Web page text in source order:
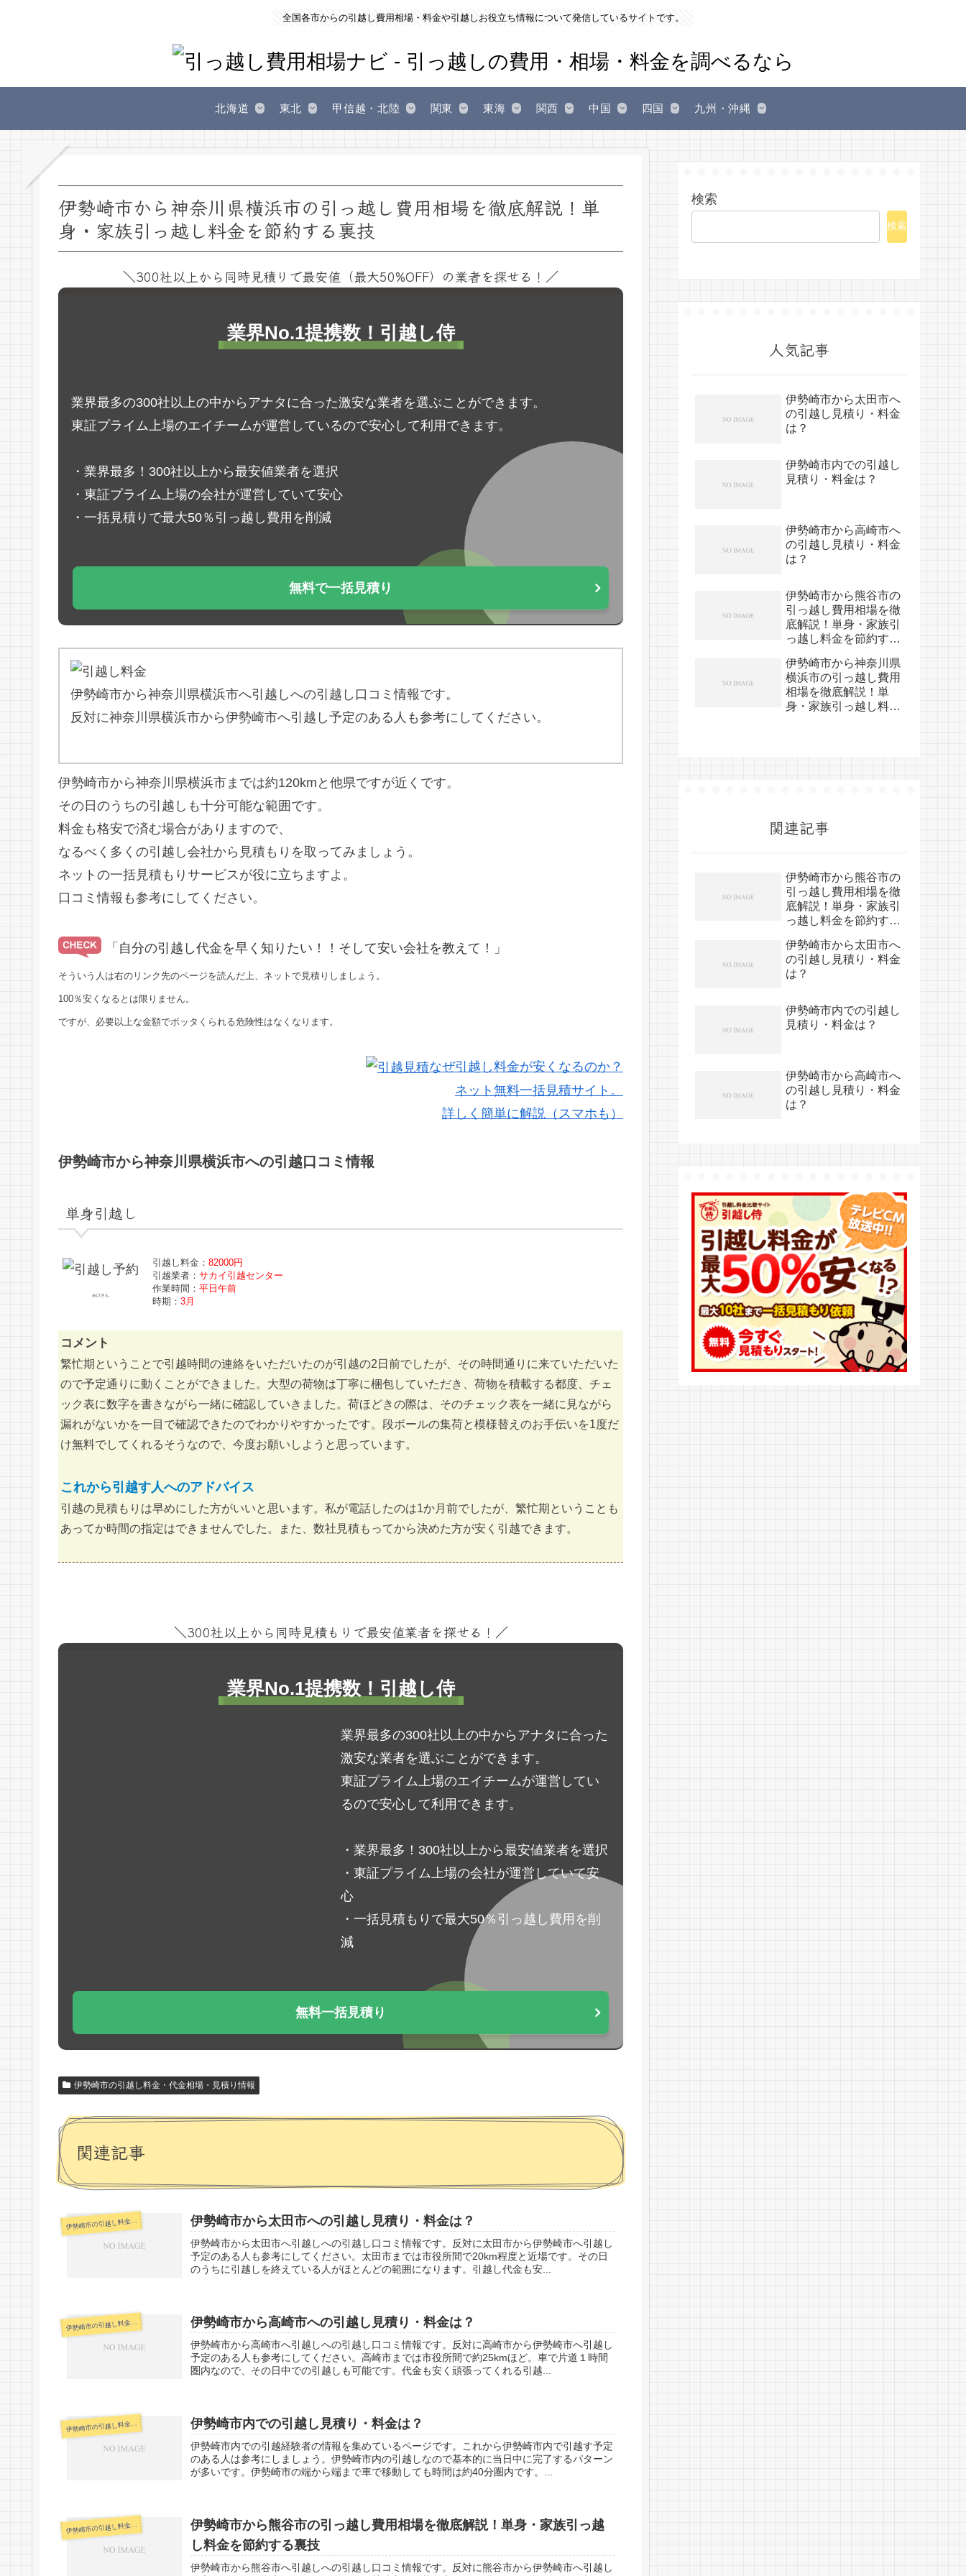
全国各市からの引越し費用相場・料金や引越しお役立ち情報について発信しているサイトです。
北海道 東北 甲信越・北陸 関東 東海 関西 中国 四国 九州・沖縄
伊勢崎市から神奈川県横浜市の引っ越し費用相場を徹底解説！単
身・家族引っ越し料金を節約する裏技
＼300社以上から同時見積りで最安値（最大50%OFF）の業者を探せる！／
業界No.1提携数！引越し侍
業界最多の300社以上の中からアナタに合った激安な業者を選ぶことができます。
東証プライム上場のエイチームが運営しているので安心して利用できます。
・業界最多！300社以上から最安値業者を選択
・東証プライム上場の会社が運営していて安心
・一括見積りで最大50％引っ越し費用を削減
無料で一括見積り
伊勢崎市から神奈川県横浜市へ引越しへの引越し口コミ情報です。
反対に神奈川県横浜市から伊勢崎市へ引越し予定のある人も参考にしてください。
伊勢崎市から神奈川県横浜市までは約120kmと他県ですが近くです。
その日のうちの引越しも十分可能な範囲です。
料金も格安で済む場合がありますので、
なるべく多くの引越し会社から見積もりを取ってみましょう。
ネットの一括見積もりサービスが役に立ちますよ。
口コミ情報も参考にしてください。
「自分の引越し代金を早く知りたい！！そして安い会社を教えて！」
そういう人は右のリンク先のページを読んだ上、ネットで見積りしましょう。
100％安くなるとは限りません。
ですが、必要以上な金額でボッタくられる危険性はなくなります。
なぜ引越し料金が安くなるのか？
ネット無料一括見積サイト。
詳しく簡単に解説（スマホも）
伊勢崎市から神奈川県横浜市への引越口コミ情報
単身引越し
みけさん
引越し料金： 82000円
引越業者： サカイ引越センター
作業時間： 平日午前
時期： 3月
コメント
繁忙期ということで引越時間の連絡をいただいたのが引越の2日前でしたが、その時間通りに来ていただいた
ので予定通りに動くことができました。大型の荷物は丁寧に梱包していただき、荷物を積載する都度、チェ
ック表に数字を書きながら一緒に確認していきました。荷ほどきの際は、そのチェック表を一緒に見ながら
漏れがないかを一目で確認できたのでわかりやすかったです。段ボールの集荷と模様替えのお手伝いを1度だ
け無料でしてくれるそうなので、今度お願いしようと思っています。
これから引越す人へのアドバイス
引越の見積もりは早めにした方がいいと思います。私が電話したのは1か月前でしたが、繁忙期ということも
あってか時間の指定はできませんでした。また、数社見積もってから決めた方が安く引越できます。
＼300社以上から同時見積もりで最安値業者を探せる！／
業界No.1提携数！引越し侍
業界最多の300社以上の中からアナタに合った
激安な業者を選ぶことができます。
東証プライム上場のエイチームが運営してい
るので安心して利用できます。
・業界最多！300社以上から最安値業者を選択
・東証プライム上場の会社が運営していて安
心
・一括見積もりで最大50％引っ越し費用を削
減
無料一括見積り
伊勢崎市の引越し料金・代金相場・見積り情報
関連記事
伊勢崎市の引越し料金・代金相場・見積り情報 伊勢崎市から太田市への引越し見積り・料金は？
伊勢崎市から太田市へ引越しへの引越し口コミ情報です。反対に太田市から伊勢崎市へ引越し
予定のある人も参考にしてください。太田市までは市役所間で20km程度と近場です。その日
のうちに引越しを終えている人がほとんどの範囲になります。引越し代金も安...
伊勢崎市の引越し料金・代金相場・見積り情報 伊勢崎市から高崎市への引越し見積り・料金は？
伊勢崎市から高崎市へ引越しへの引越し口コミ情報です。反対に高崎市から伊勢崎市へ引越し
予定のある人も参考にしてください。高崎市までは市役所間で約25kmほど。車で片道１時間
圏内なので、その日中での引越しも可能です。代金も安く頑張ってくれる引越...
伊勢崎市の引越し料金・代金相場・見積り情報 伊勢崎市内での引越し見積り・料金は？
伊勢崎市内での引越経験者の情報を集めているページです。これから伊勢崎市内で引越す予定
のある人は参考にしましょう。伊勢崎市内の引越しなので基本的に当日中に完了するパターン
が多いです。伊勢崎市の端から端まで車で移動しても時間は約40分圏内です。...
伊勢崎市の引越し料金・代金相場・見積り情報
伊勢崎市から熊谷市の引っ越し費用相場を徹底解説！単身・家族引っ越
し料金を節約する裏技
伊勢崎市から熊谷市へ引越しへの引越し口コミ情報です。反対に熊谷市から伊勢崎市へ引越し
検索
検索
人気記事
伊勢崎市から太田市へ
の引越し見積り・料金
は？
伊勢崎市内での引越し
見積り・料金は？
伊勢崎市から高崎市へ
の引越し見積り・料金
は？
伊勢崎市から熊谷市の
引っ越し費用相場を徹
底解説！単身・家族引
っ越し料金を節約する
伊勢崎市から神奈川県
横浜市の引っ越し費用
相場を徹底解説！単
身・家族引っ越し料金
関連記事
伊勢崎市から熊谷市の
引っ越し費用相場を徹
底解説！単身・家族引
っ越し料金を節約する
伊勢崎市から太田市へ
の引越し見積り・料金
は？
伊勢崎市内での引越し
見積り・料金は？
伊勢崎市から高崎市へ
の引越し見積り・料金
は？